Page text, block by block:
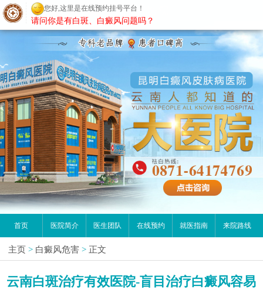
昆明白癜风医院
首页 医院简介 医生团队 在线预约 就医指南 来院路线
主页 > 白癜风危害 > 正文
云南白斑治疗有效医院-盲目治疗白癜风容易
您好,这里是在线预约挂号平台！
请问你是有白斑、白癜风问题吗？